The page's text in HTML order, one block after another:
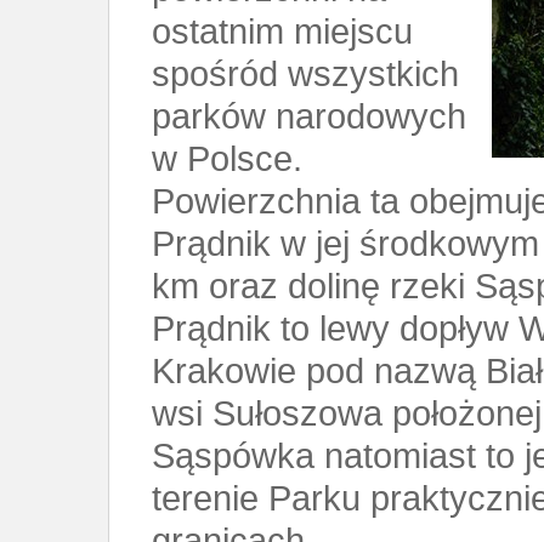
ostatnim miejscu
spośród wszystkich
parków narodowych
w Polsce.
Powierzchnia ta
Prądnik w jej
km oraz dolinę rzeki
Prądnik to lewy dopływ
Krakowie pod nazwą
wsi Sułoszowa
Sąspówka natomiast to
terenie Parku